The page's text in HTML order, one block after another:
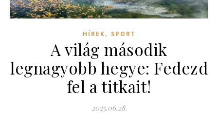
HÍREK, SPORT
A világ második
legnagyobb hegye: Fedezd
fel a titkait!
2025.06.28.